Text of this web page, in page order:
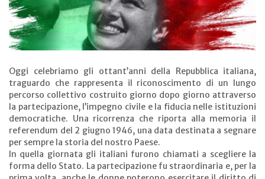
Oggi celebriamo gli ottant’anni della Repubblica italiana,
traguardo che rappresenta il riconoscimento di un lungo
percorso collettivo costruito giorno dopo giorno attraverso
la partecipazione, l’impegno civile e la fiducia nelle istituzioni
democratiche. Una ricorrenza che riporta alla memoria il
referendum del 2 giugno 1946, una data destinata a segnare
per sempre la storia del nostro Paese.
In quella giornata gli italiani furono chiamati a scegliere la
forma dello Stato. La partecipazione fu straordinaria e, per la